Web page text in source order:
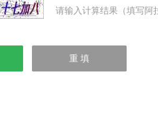
请输入计算结果（填写阿